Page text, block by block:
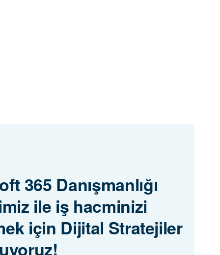
365 Danışmanlığı
ile iş hacminizi
için Dijital Stratejiler